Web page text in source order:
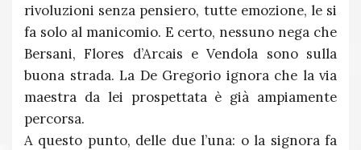
rivoluzioni senza pensiero, tutte emozione, le si
fa solo al manicomio. E certo, nessuno nega che
Bersani, Flores d’Arcais e Vendola sono sulla
buona strada. La De Gregorio ignora che la via
maestra da lei prospettata è già ampiamente
percorsa.
A questo punto, delle due l’una: o la signora fa